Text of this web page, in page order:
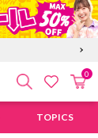
検索 お気にカ
0
TOPICS